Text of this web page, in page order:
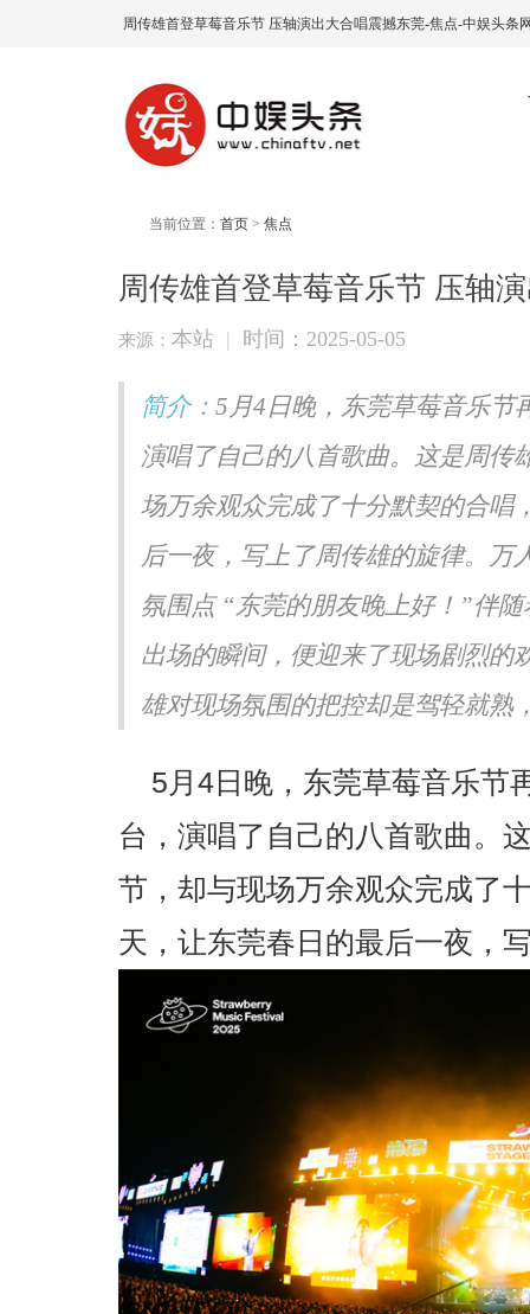
周传雄首登草莓音乐节 压轴演出大合唱震撼东莞-焦点-中娱头条
当前位置： 首页 > 焦点
周传雄首登草莓音乐节 压轴
来源： 本站 | 时间：2025-05-05
简介： 5月4日晚，东莞草莓音乐节
演唱了自己的八首歌曲。这是周传
场万余观众完成了十分默契的合唱
后一夜，写上了周传雄的旋律。万
氛围点 “东莞的朋友晚上好！”伴
出场的瞬间，便迎来了现场剧烈的
雄对现场氛围的把控却是驾轻就熟
5月4日晚，东莞草莓音乐节
台，演唱了自己的八首歌曲。
节，却与现场万余观众完成了
天，让东莞春日的最后一夜，
生不息·华流季》展专业
《书画里的中国》第三季直播